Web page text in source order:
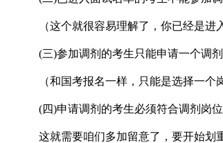
（这个就很容易理解了，你已经是进入
(三)参加调剂的考生只能申请一个调剂
（和国考报名一样，只能是选择一个岗
(四)申请调剂的考生必须符合调剂岗位
这就需要咱们多加留意了，要开始划重